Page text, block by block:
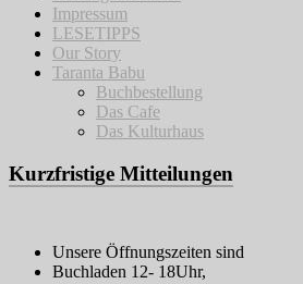
Impressum
LESETIPPS
Our Story
Taranta Babu
Buchbestellung
Das Cafe
Das Kulturhaus
Kurzfristige Mitteilungen
Unsere Öffnungszeiten sind
Buchladen 12- 18Uhr,